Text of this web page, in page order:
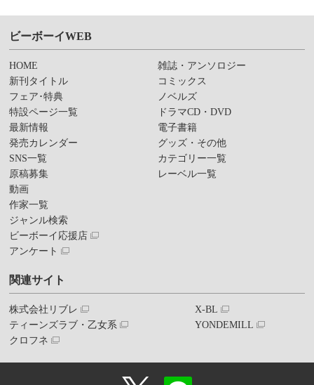
ビーボーイWEB
HOME
新刊タイトル
フェア･特典
特設ページ一覧
最新情報
発売カレンダー
SNS一覧
原稿募集
動画
作家一覧
ジャンル検索
ビーボーイ応援店
アンケート
雑誌・アンソロジー
コミックス
ノベルズ
ドラマCD・DVD
電子書籍
グッズ・その他
カテゴリー一覧
レーベル一覧
関連サイト
株式会社リブレ
ティーンズラブ・乙女系
クロフネ
X-BL
YONDEMILL